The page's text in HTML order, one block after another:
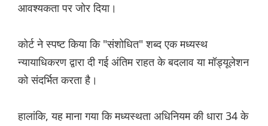
आवश्यकता पर जोर दिया।
कोर्ट ने स्पष्ट किया कि "संशोधित" शब्द एक मध्यस्थ
न्यायाधिकरण द्वारा दी गई अंतिम राहत के बदलाव या मॉड्यूलेशन
को संदर्भित करता है।
हालांकि, यह माना गया कि मध्यस्थता अधिनियम की धारा 34 के